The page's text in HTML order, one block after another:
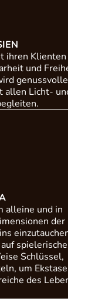
ihren Klienten in
und Freiheit
genussvoller,
allen Licht- und
alleine und in
der
einzutauchen.
spielerische,
Schlüssel,
um Ekstase
des Lebens